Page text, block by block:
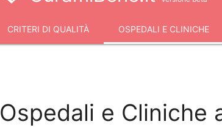
CRITERI DI QUALITÀ OSPEDALI E CLINICHE
Ospedali e Cliniche